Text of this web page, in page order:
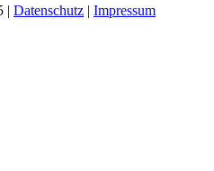
| Datenschutz | Impressum